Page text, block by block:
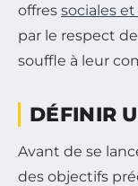
offres sociales
par le respect
souffle à leur
DÉFINIR
Avant de se
des objectifs